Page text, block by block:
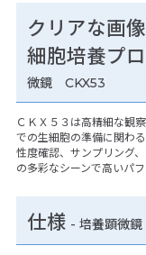
クリアな画
細胞培養プ
微鏡 CKX53
ＣＫＸ５３は高精細な観
での生細胞の準備に関わ
性度確認、サンプリング
の多彩なシーンで高いパ
仕様 - 培養顕微